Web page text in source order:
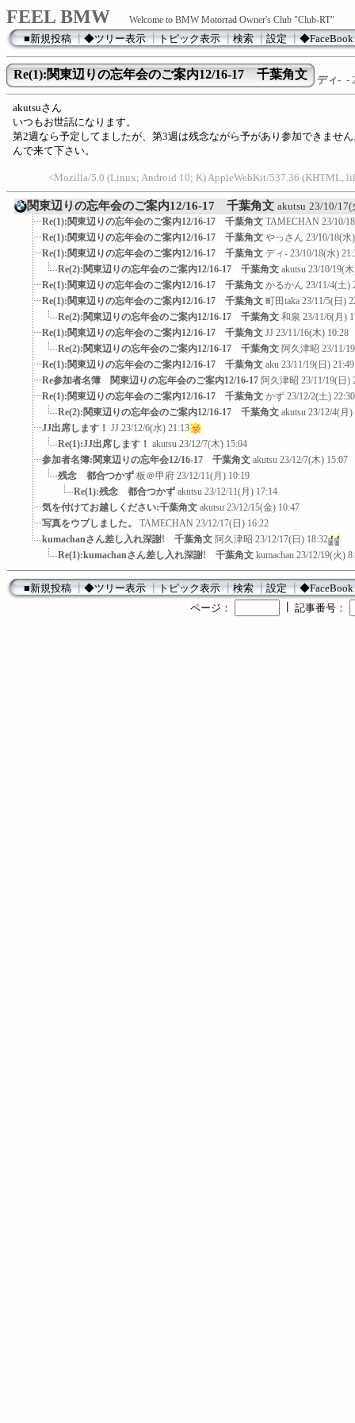
FEEL BMW Welcome to BMW Motorrad Owner's Club "Club-RT"
■新規投稿┃◆ツリー表示┃トピック表示┃検索┃設定┃◆FaceBook
Re(1):関東辺りの忘年会のご案内12/16-17 千葉角文 ディ- -
akutsuさん
いつもお世話になります。
第2週なら予定してましたが、第3週は残念ながら予があり参加できませ
んで来て下さい。
<Mozilla/5.0 (Linux; Android 10; K) AppleWebKit/537.36 (KHTML,
関東辺りの忘年会のご案内12/16-17 千葉角文 akutsu 23/10/17(
Re(1):関東辺りの忘年会のご案内12/16-17 千葉角文 TAMECHAN 23/10/
Re(1):関東辺りの忘年会のご案内12/16-17 千葉角文 やっさん 23/10/18(水
Re(1):関東辺りの忘年会のご案内12/16-17 千葉角文 ディ- 23/10/18(水)
Re(2):関東辺りの忘年会のご案内12/16-17 千葉角文 akutsu 23/10/19(
Re(1):関東辺りの忘年会のご案内12/16-17 千葉角文 かるかん 23/11/4(土)
Re(1):関東辺りの忘年会のご案内12/16-17 千葉角文 町田taka 23/11/5(日)
Re(2):関東辺りの忘年会のご案内12/16-17 千葉角文 和泉 23/11/6(月)
Re(1):関東辺りの忘年会のご案内12/16-17 千葉角文 JJ 23/11/16(木) 10:28
Re(2):関東辺りの忘年会のご案内12/16-17 千葉角文 阿久津昭 23/11/
Re(1):関東辺りの忘年会のご案内12/16-17 千葉角文 aku 23/11/19(日) 21:49
Re参加者名簿 関東辺りの忘年会のご案内12/16-17 阿久津昭 23/11/19(日)
Re(1):関東辺りの忘年会のご案内12/16-17 千葉角文 かず 23/12/2(土) 22:30
Re(2):関東辺りの忘年会のご案内12/16-17 千葉角文 akutsu 23/12/4(月)
JJ出席します！ JJ 23/12/6(水) 21:13
Re(1):JJ出席します！ akutsu 23/12/7(木) 15:04
参加者名簿:関東辺りの忘年会12/16-17 千葉角文 akutsu 23/12/7(木) 15:07
残念 都合つかず 板＠甲府 23/12/11(月) 10:19
Re(1):残念 都合つかず akutsu 23/12/11(月) 17:14
気を付けてお越しください:千葉角文 akutsu 23/12/15(金) 10:47
写真をウプしました。
TAMECHAN 23/12/17(日) 16:22
kumachanさん差し入れ深謝! 千葉角文 阿久津昭 23/12/17(日) 18:32
Re(1):kumachanさん差し入れ深謝! 千葉角文 kumachan 23/12/19(火)
■新規投稿┃◆ツリー表示┃トピック表示┃検索┃設定┃◆FaceBook
ページ：
記事番号：